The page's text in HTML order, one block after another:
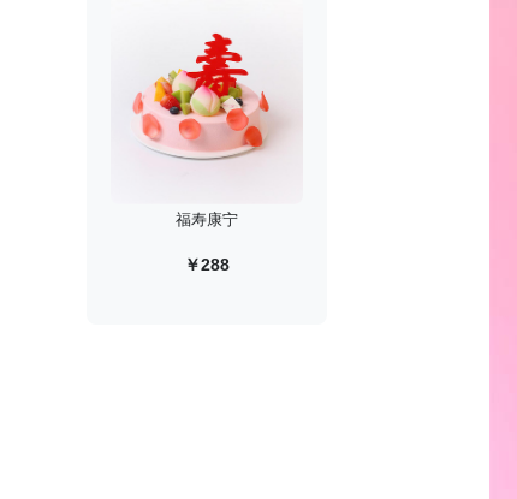
福寿康宁
￥288